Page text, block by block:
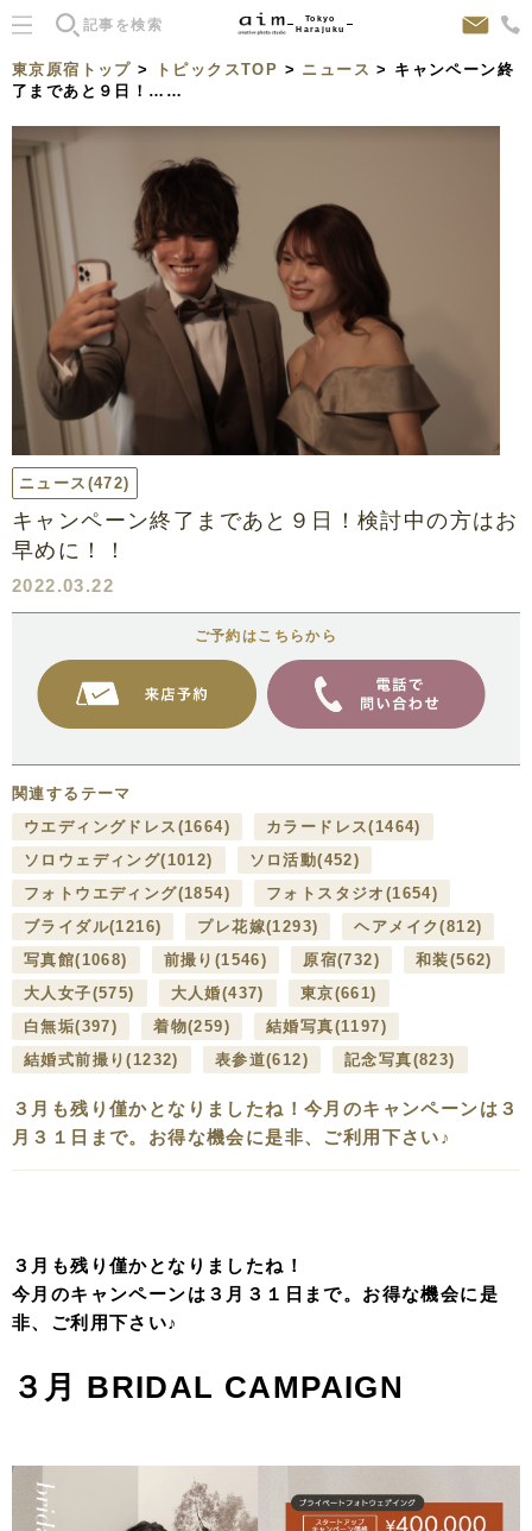
Tokyo
Harajuku
東京原宿トップ > トピックスTOP > ニュース > キャンペーン終
了まであと９日！……
ニュース (472)
キャンペーン終了まであと９日！検討中の方はお
早めに！！
2022.03.22
ご予約はこちらから
関連するテーマ
ウエディングドレス (1664) カラードレス(1464)
ソロウェディング(1012) ソロ活動(452)
フォトウエディング(1854) フォトスタジオ (1654)
ブライダル(1216) プレ花嫁(1293) ヘアメイク(812)
写真館(1068) 前撮り (1546) 原宿(732) 和装(562)
大人女子(575) 大人婚(437) 東京(661)
白無垢(397) 着物(259) 結婚写真(1197)
結婚式前撮り(1232) 表参道(612) 記念写真(823)
３月も残り僅かとなりましたね！今月のキャンペーンは３
月３１日まで。お得な機会に是非、ご利用下さい♪
３月も残り僅かとなりましたね！
今月のキャンペーンは３月３１日まで。お得な機会に是
非、ご利用下さい♪
３月 BRIDAL CAMPAIGN